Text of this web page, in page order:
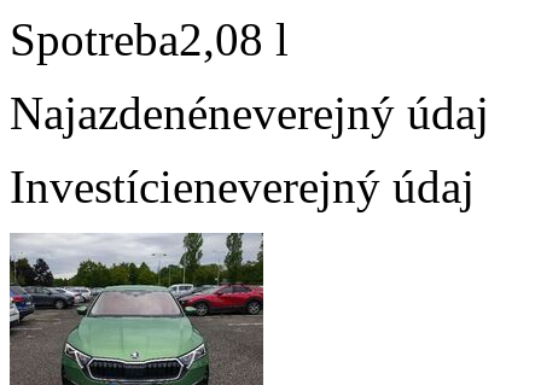
Spotreba2,08 l
Najazdenéneverejný údaj
Investícieneverejný údaj